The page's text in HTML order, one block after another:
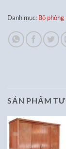
Danh mục: Bộ phòng
SẢN PHẨM